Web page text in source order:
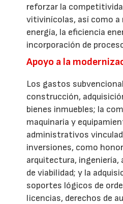
reforzar la
vitivinícolas, así como a
energía, la eficiencia
incorporación de
Apoyo a la
Los gastos
construcción,
bienes inmuebles; la
maquinaria y
administrativos
inversiones, como
arquitectura, ingeniería,
de viabilidad; y la
soportes lógicos de
licencias, derechos de